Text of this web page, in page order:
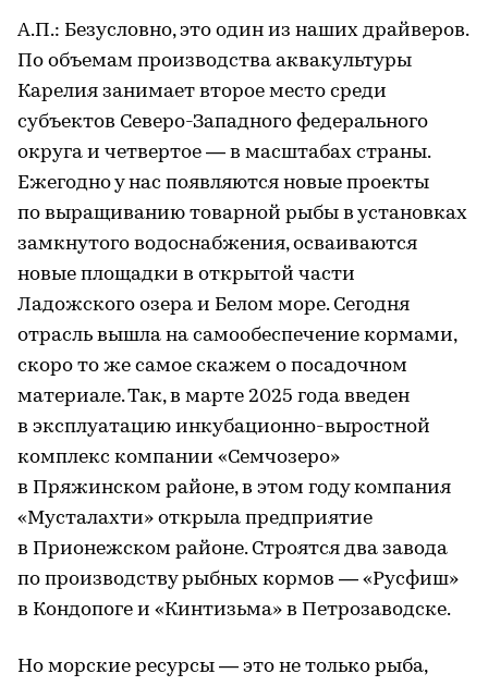
А.П.: Безусловно, это один из наших драйверов.
По объемам производства аквакультуры
Карелия занимает второе место среди
субъектов Северо-Западного федерального
округа и четвертое — в масштабах страны.
Ежегодно у нас появляются новые проекты
по выращиванию товарной рыбы в установках
замкнутого водоснабжения, осваиваются
новые площадки в открытой части
Ладожского озера и Белом море. Сегодня
отрасль вышла на самообеспечение кормами,
скоро то же самое скажем о посадочном
материале. Так, в марте 2025 года введен
в эксплуатацию инкубационно-выростной
комплекс компании «Семчозеро»
в Пряжинском районе, в этом году компания
«Мусталахти» открыла предприятие
в Прионежском районе. Строятся два завода
по производству рыбных кормов — «Русфиш»
в Кондопоге и «Кинтизьма» в Петрозаводске.
Но морские ресурсы — это не только рыба,